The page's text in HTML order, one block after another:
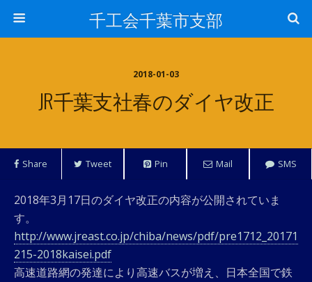
千工会千葉市支部
2018-01-03
JR千葉支社春のダイヤ改正
Share Tweet Pin Mail SMS
2018年3月17日のダイヤ改正の内容が公開されていま
す。
http://www.jreast.co.jp/chiba/news/pdf/pre1712_20171
215-2018kaisei.pdf
高速道路網の発達により高速バスが増え、日本全国で鉄